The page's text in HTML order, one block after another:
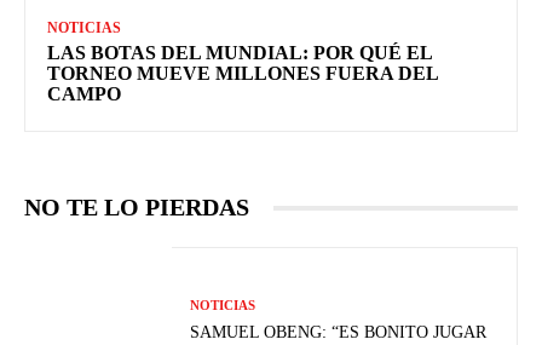
NOTICIAS
LAS BOTAS DEL MUNDIAL: POR QUÉ EL
TORNEO MUEVE MILLONES FUERA DEL
CAMPO
NO TE LO PIERDAS
NOTICIAS
SAMUEL OBENG: “ES BONITO JUGAR